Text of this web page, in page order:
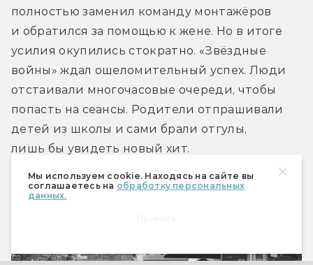
Мы используем cookie. Находясь на сайте вы
соглашаетесь на обработку персональных
данных.
полностью заменил команду монтажёров
и обратился за помощью к жене. Но в итоге
усилия окупились стократно. «Звёздные
войны» ждал ошеломительный успех. Люди
отстаивали многочасовые очереди, чтобы
попасть на сеансы. Родители отпрашивали
детей из школы и сами брали отгулы,
лишь бы увидеть новый хит.